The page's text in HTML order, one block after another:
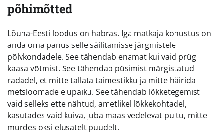
põhimõtted
Lõuna-Eesti loodus on habras. Iga matkaja kohustus on
anda oma panus selle säilitamisse järgmistele
põlvkondadele. See tähendab enamat kui vaid prügi
kaasa võtmist. See tähendab püsimist märgistatud
radadel, et mitte tallata taimestikku ja mitte häirida
metsloomade elupaiku. See tähendab lõkketegemist
vaid selleks ette nähtud, ametlikel lõkkekohtadel,
kasutades vaid kuiva, juba maas vedelevat puitu, mitte
murdes oksi elusatelt puudelt.